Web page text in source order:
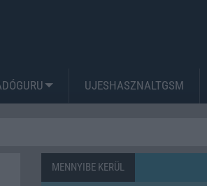
UJESHASZNALTGSM
MENNYIBE KERÜL